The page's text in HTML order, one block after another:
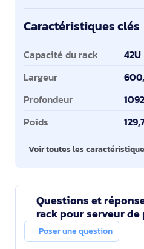
Caractéristiques clés
Caractéristiques clés
Capacité du rack
42U
Largeur
Profondeur
Poids
Voir toutes les
Questions et
rack pour serveur
standard SmartRack
panneaux latéraux
Poser une question